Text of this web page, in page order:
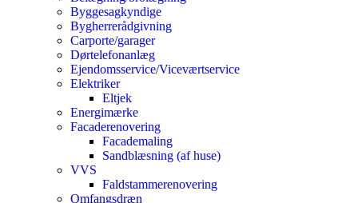
Byggesagkyndige
Bygherrerådgivning
Carporte/garager
Dørtelefonanlæg
Ejendomsservice/Viceværtservice
Elektriker
Eltjek
Energimærke
Facaderenovering
Facademaling
Sandblæsning (af huse)
VVS
Faldstammerenovering
Omfangsdræn